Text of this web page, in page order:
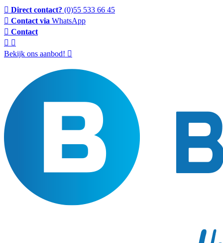
Direct contact? (0)55 533 66 45
Contact via WhatsApp
Contact
Bekijk ons aanbod!